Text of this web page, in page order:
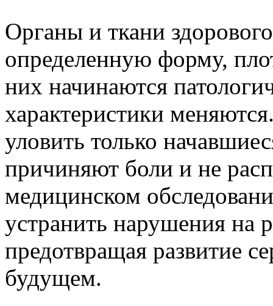
Органы и ткани
определенную форму,
них начинаются
характеристики
уловить только
причиняют боли и не
медицинском
устранить нарушения на
предотвращая развитие
будущем.